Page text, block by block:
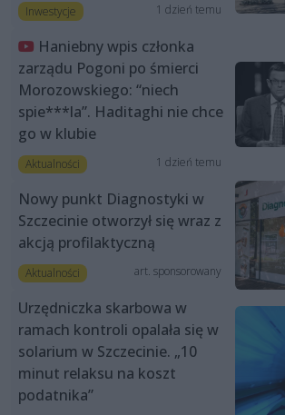
Inwestycje 1 dzień temu
Haniebny wpis członka
zarządu Pogoni po śmierci
Morozowskiego: “niech
spie***la”. Haditaghi nie chce
go w klubie
Aktualności 1 dzień temu
Nowy punkt Diagnostyki w
Szczecinie otworzył się wraz z
akcją profilaktyczną
Aktualności art. sponsorowany
Urzędniczka skarbowa w
ramach kontroli opalała się w
solarium w Szczecinie. „10
minut relaksu na koszt
podatnika”